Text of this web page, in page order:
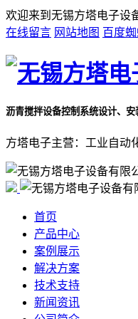
欢迎来到无锡方塔电子设
在线留言 网站地图 百度
沥青搅拌设备控制系统设计、安
方塔电子主营：工业自动
首页
产品中心
案例展示
解决方案
技术支持
新闻资讯